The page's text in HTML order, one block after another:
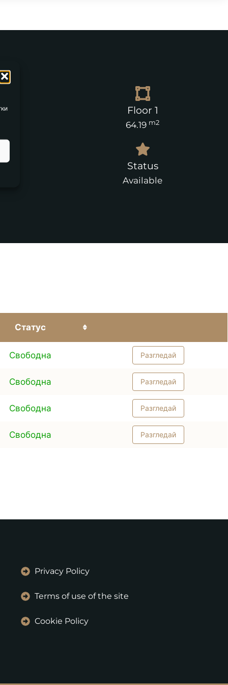
Floor 1
64.19 m2
Status
Available
Статус
Свободна Разгледай
Свободна Разгледай
Свободна Разгледай
Свободна Разгледай
Privacy Policy
Terms of use of the site
Cookie Policy